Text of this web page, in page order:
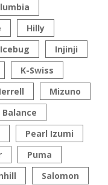
Hilly
Icebug
Injinji
K-Swiss
Mizuno
Balance
Pearl Izumi
Puma
Salomon